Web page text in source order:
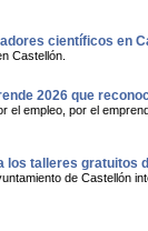
científicos en
Castellón.
2026 que
empleo, por el
talleres gratuitos
de Castellón